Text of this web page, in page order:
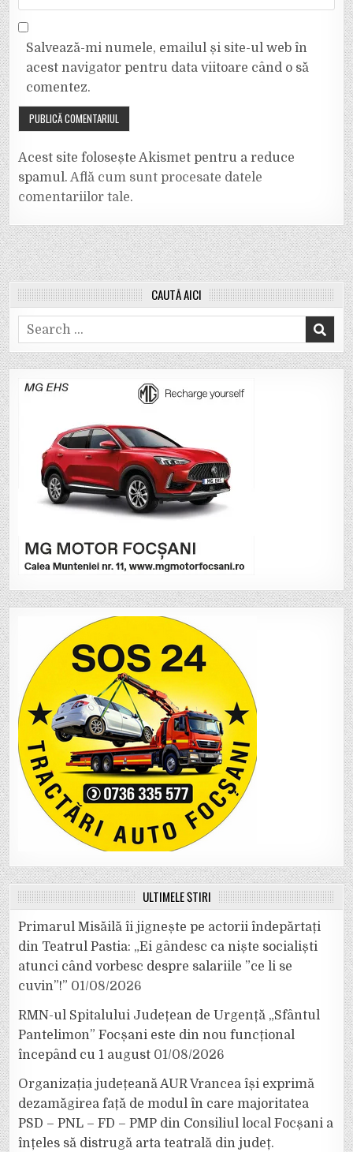
Salvează-mi numele, emailul și site-ul web în
acest navigator pentru data viitoare când o să
comentez.
Acest site folosește Akismet pentru a reduce
spamul.Află cum sunt procesate datele
comentariilor tale.
CAUTĂ AICI
Search
for:
ULTIMELE ȘTIRI
Primarul Misăilă îi jignește pe actorii îndepărtați
din Teatrul Pastia: „Ei gândesc ca niște socialiști
atunci când vorbesc despre salariile ”ce li se
cuvin”!” 01/08/2026
RMN-ul Spitalului Județean de Urgență „Sfântul
Pantelimon” Focșani este din nou funcțional
începând cu 1 august 01/08/2026
Organizația județeană AUR Vrancea își exprimă
dezamăgirea față de modul în care majoritatea
PSD – PNL – FD – PMP din Consiliul local Focșani a
înțeles să distrugă arta teatrală din județ.